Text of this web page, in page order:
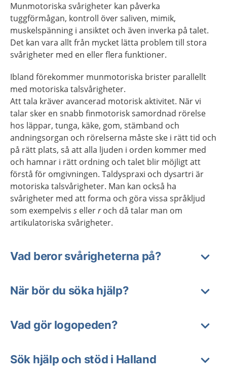
Munmotoriska svårigheter kan påverka
tuggförmågan, kontroll över saliven, mimik,
muskelspänning i ansiktet och även inverka på talet.
Det kan vara allt från mycket lätta problem till stora
svårigheter med en eller flera funktioner.
Ibland förekommer munmotoriska brister parallellt
med motoriska talsvårigheter.
Att tala kräver avancerad motorisk aktivitet. När vi
talar sker en snabb finmotorisk samordnad rörelse
hos läppar, tunga, käke, gom, stämband och
andningsorgan och rörelserna måste ske i rätt tid och
på rätt plats, så att alla ljuden i orden kommer med
och hamnar i rätt ordning och talet blir möjligt att
förstå för omgivningen. Taldyspraxi och dysartri är
motoriska talsvårigheter. Man kan också ha
svårigheter med att forma och göra vissa språkljud
som exempelvis s ellerroch då talar man om
artikulatoriska svårigheter.
Vad beror svårigheterna på?
När bör du söka hjälp?
Vad gör logopeden?
Sök hjälp och stöd i Halland